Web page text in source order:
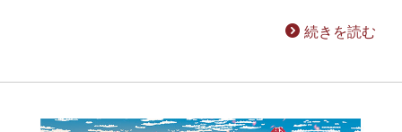
続きを読む